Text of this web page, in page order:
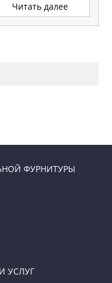
Читать далее
ФУРНИТУРЫ
УСЛУГ